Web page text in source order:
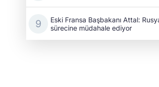
Eski Fransa Başbakanı Attal:
sürecine müdahale ediyor